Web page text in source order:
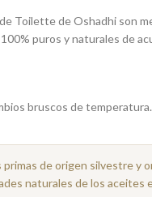
Toilette de Oshadhi son
puros y naturales de
bruscos de temperatura.
de origen silvestre y
naturales de los